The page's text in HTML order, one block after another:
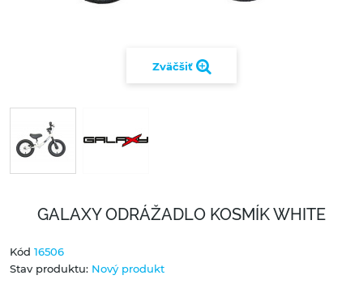
Zväčšiť
GALAXY ODRÁŽADLO KOSMÍK WHITE
Kód 16506
Stav produktu: Nový produkt